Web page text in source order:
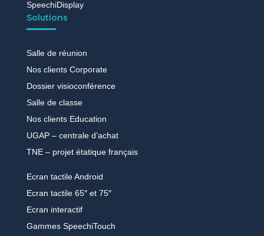
SpeechiDisplay
Solutions
Salle de réunion
Nos clients Corporate
Dossier visioconférence
Salle de classe
Nos clients Education
UGAP – centrale d’achat
TNE – projet étatique français
Ecran tactile Android
Ecran tactile 65″ et 75″
Ecran interactif
Gammes SpeechiTouch